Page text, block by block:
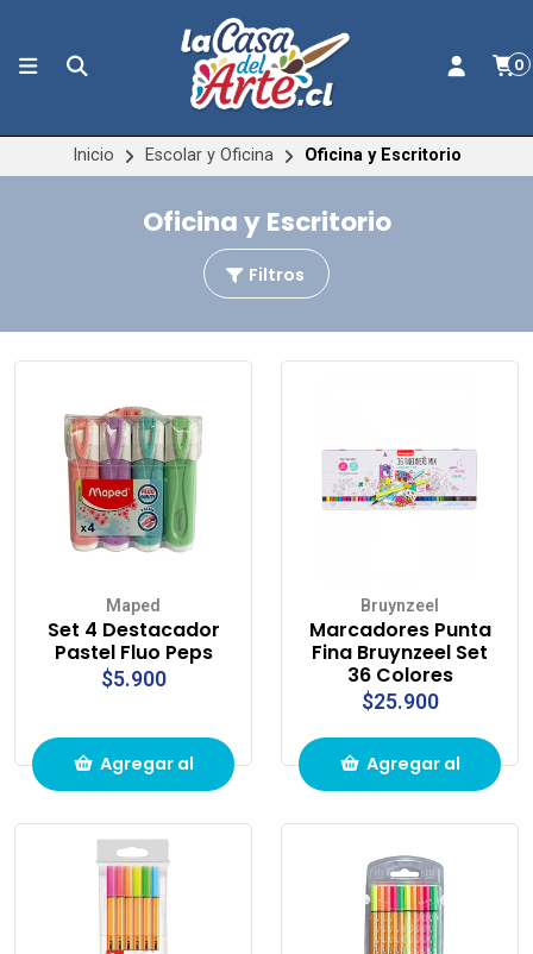
0
Inicio Escolar y Oficina Oficina y Escritorio
Oficina y Escritorio
Filtros
Maped
Set 4 Destacador
Pastel Fluo Peps
$5.900
Agregar al
compras
Bruynzeel
Marcadores Punta
Fina Bruynzeel Set
36 Colores
$25.900
Agregar al
compras